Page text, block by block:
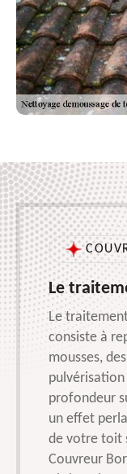
Le
Le
consiste à
mousses,
profondeur
un effet
de votre toit
Couvreur